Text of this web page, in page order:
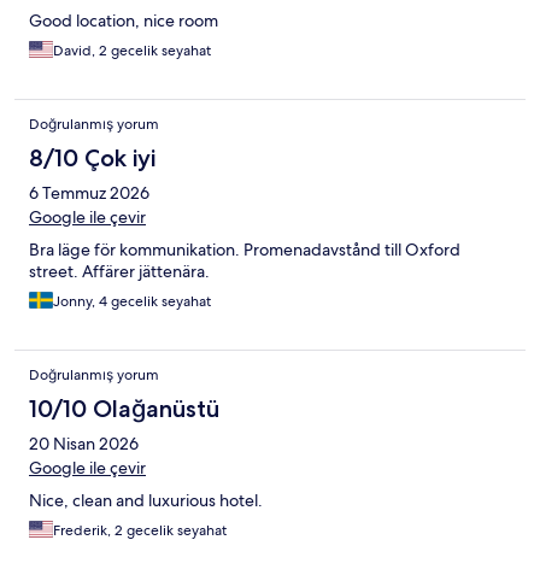
Good location, nice room
David, 2 gecelik seyahat
Doğrulanmış yorum
8/10 Çok iyi
6 Temmuz 2026
Google ile çevir
Bra läge för kommunikation. Promenadavstånd till Oxford
street. Affärer jättenära.
Jonny, 4 gecelik seyahat
Doğrulanmış yorum
10/10 Olağanüstü
20 Nisan 2026
Google ile çevir
Nice, clean and luxurious hotel.
Frederik, 2 gecelik seyahat